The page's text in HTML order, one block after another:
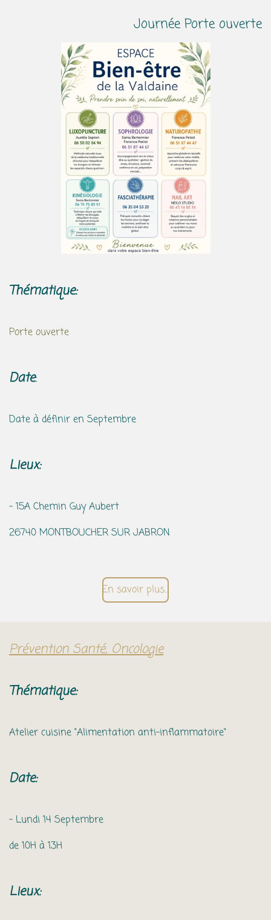
Journée Porte ouverte
Thématique:
Porte ouverte
Date:
Date à définir en Septembre
Lieux:
- 15A Chemin Guy Aubert
26740 MONTBOUCHER SUR JABRON
En savoir plus…
Prévention Santé, Oncologie
Thématique:
Atelier cuisine "Alimentation anti-inflammatoire"
Date:
- Lundi 14 Septembre
de 10H à 13H
Lieux: